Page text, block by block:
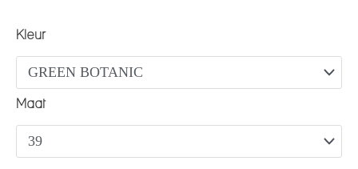
Kleur
Maat
diadora Rally punched aantal